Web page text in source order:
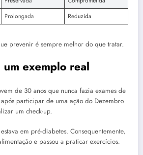
Prolongada Reduzida
prevenir é sempre melhor do que tratar.
exemplo real
de 30 anos que nunca fazia exames de
participar de uma ação do Dezembro
um check-up.
em pré-diabetes. Consequentemente,
e passou a praticar exercícios.